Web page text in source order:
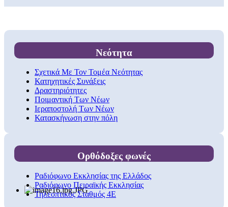
Νεότητα
Σχετικά Με Τον Τομέα Νεότητας
Κατηχητικές Συνάξεις
Δραστηριότητες
Ποιμαντική Των Νέων
Ιεραποστολή Των Νέων
Κατασκήνωση στην πόλη
Ορθόδοξες φωνές
Ραδιόφωνο Εκκλησίας της Ελλάδος
Ραδιόφωνο Πειραϊκής Εκκλησίας
Τηλεοπτικός Σταθμός 4Ε